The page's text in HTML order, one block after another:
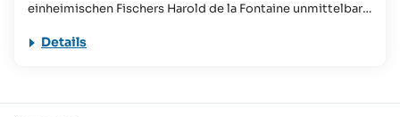
einheimischen Fischers Harold de la Fontaine unmittelbar
errichtet. Sie dient noch heute als Heirats- und
Friedenstaube wieder restauriert werden.
Details